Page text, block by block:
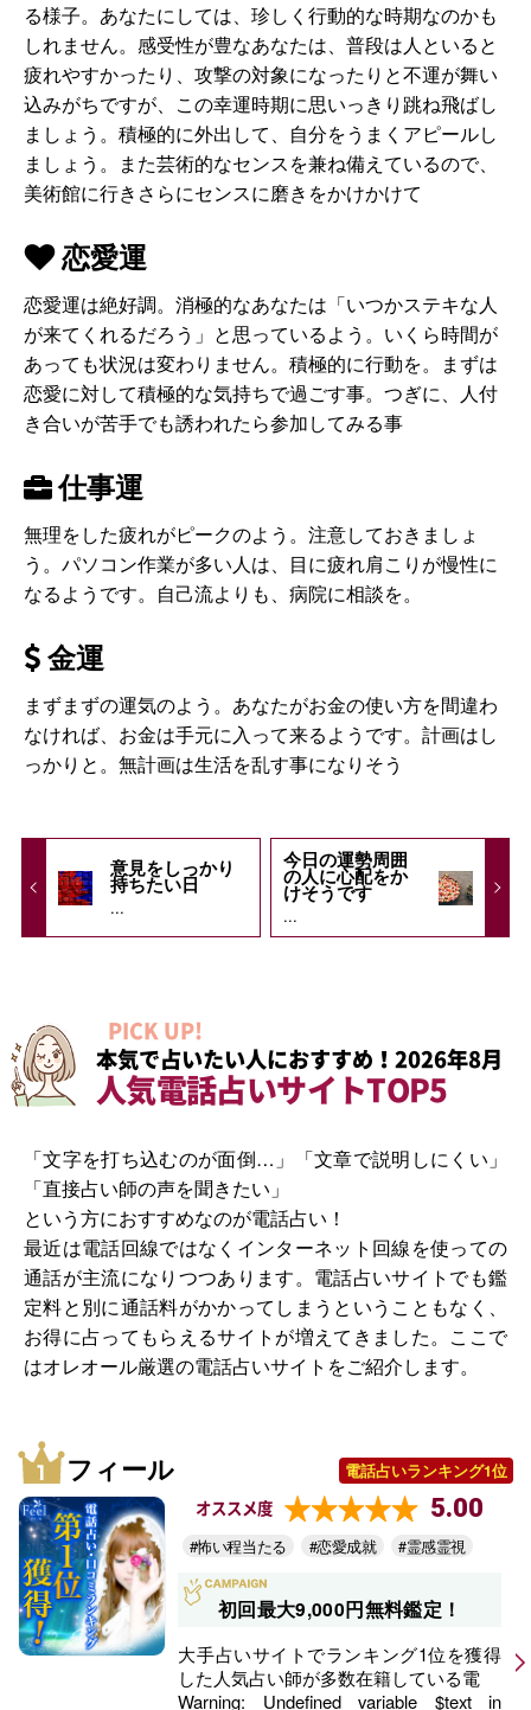
る様子。あなたにしては、珍しく行動的な時期なのかも
しれません。感受性が豊なあなたは、普段は人といると
疲れやすかったり、攻撃の対象になったりと不運が舞い
込みがちですが、この幸運時期に思いっきり跳ね飛ばし
ましょう。積極的に外出して、自分をうまくアピールし
ましょう。また芸術的なセンスを兼ね備えているので、
美術館に行きさらにセンスに磨きをかけかけて
恋愛運
恋愛運は絶好調。消極的なあなたは「いつかステキな人
が来てくれるだろう」と思っているよう。いくら時間が
あっても状況は変わりません。積極的に行動を。まずは
恋愛に対して積極的な気持ちで過ごす事。つぎに、人付
き合いが苦手でも誘われたら参加してみる事
仕事運
無理をした疲れがピークのよう。注意しておきましょ
う。パソコン作業が多い人は、目に疲れ肩こりが慢性に
なるようです。自己流よりも、病院に相談を。
金運
まずまずの運気のよう。あなたがお金の使い方を間違わ
なければ、お金は手元に入って来るようです。計画はし
っかりと。無計画は生活を乱す事になりそう
意見をしっかり
持ちたい日
...
今日の運勢周囲
の人に心配をか
けそうです
...
PICK UP!
本気で占いたい人におすすめ！2026年8月
人気電話占いサイトTOP5
「文字を打ち込むのが面倒…」「文章で説明しにくい」
「直接占い師の声を聞きたい」
という方におすすめなのが電話占い！
最近は電話回線ではなくインターネット回線を使っての
通話が主流になりつつあります。電話占いサイトでも鑑
定料と別に通話料がかかってしまうということもなく、
お得に占ってもらえるサイトが増えてきました。ここで
はオレオール厳選の電話占いサイトをご紹介します。
フィール 電話占いランキング1位
オススメ度 5.00
#怖い程当たる #恋愛成就 #霊感霊視
初回最大9,000円無料鑑定！
大手占いサイトでランキング1位を獲得
した人気占い師が多数在籍している電
Warning: Undefined variable $text in